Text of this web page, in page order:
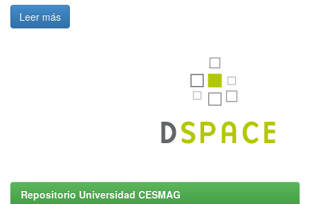
Leer más
Repositorio Universidad CESMAG